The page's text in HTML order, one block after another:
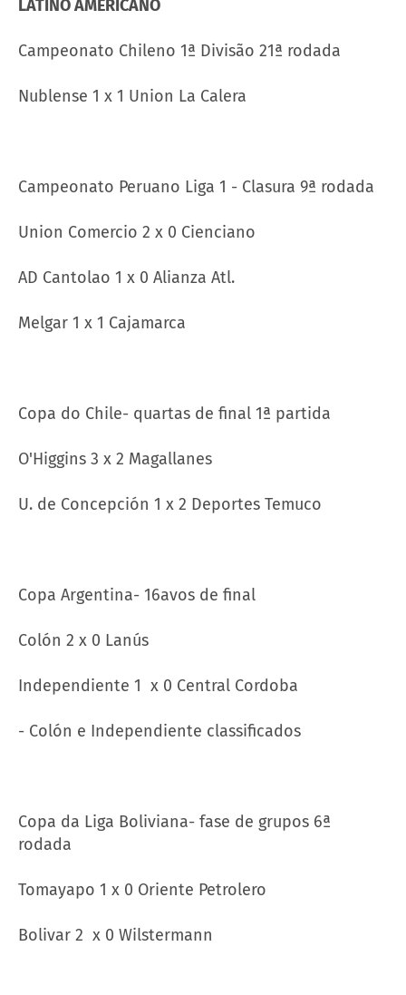
LATINO AMERICANO
Campeonato Chileno 1ª Divisão 21ª rodada
Nublense 1 x 1 Union La Calera
Campeonato Peruano Liga 1 - Clasura 9ª rodada
Union Comercio 2 x 0 Cienciano
AD Cantolao 1 x 0 Alianza Atl.
Melgar 1 x 1 Cajamarca
Copa do Chile- quartas de final 1ª partida
O'Higgins 3 x 2 Magallanes
U. de Concepción 1 x 2 Deportes Temuco
Copa Argentina- 16avos de final
Colón 2 x 0 Lanús
Independiente 1 x 0 Central Cordoba
- Colón e Independiente classificados
Copa da Liga Boliviana- fase de grupos 6ª
rodada
Tomayapo 1 x 0 Oriente Petrolero
Bolivar 2 x 0 Wilstermann